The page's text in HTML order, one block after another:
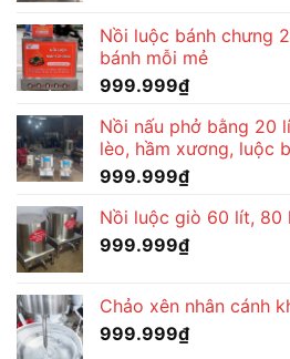
Nồi luộc bánh chưng
bánh mỗi mẻ
999.999₫
Nồi nấu phở bằng 20
lèo, hầm xương, luộc
999.999₫
Nồi luộc giò 60 lít, 80
999.999₫
Chảo xên nhân cánh
999.999₫